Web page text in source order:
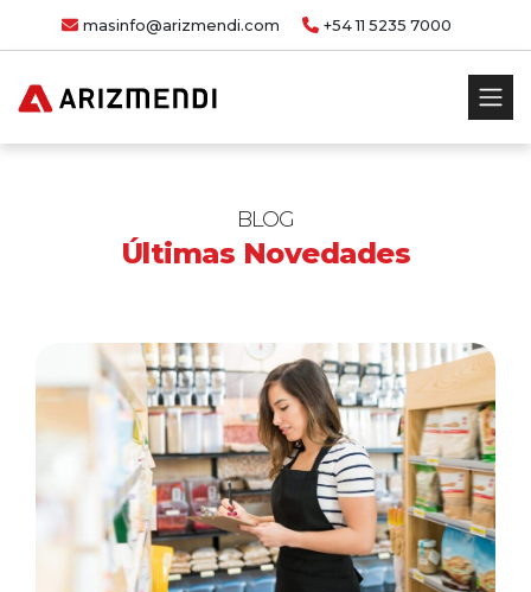
masinfo@arizmendi.com +54 11 5235 7000
BLOG
Últimas Novedades